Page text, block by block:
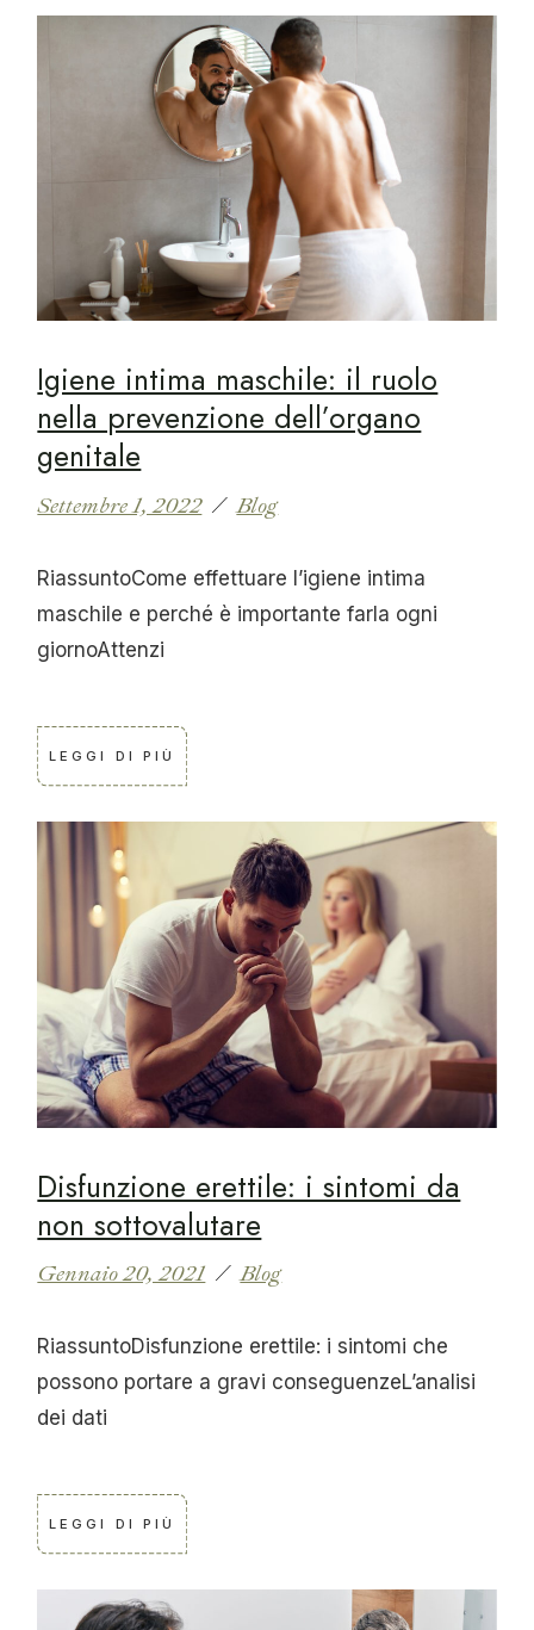
Igiene intima maschile: il ruolo
nella prevenzione dell’organo
genitale
Settembre 1, 2022 Blog
RiassuntoCome effettuare l’igiene intima
maschile e perché è importante farla ogni
giornoAttenzi
LEGGI DI PIÙ
Disfunzione erettile: i sintomi da
non sottovalutare
Gennaio 20, 2021 Blog
RiassuntoDisfunzione erettile: i sintomi che
possono portare a gravi conseguenzeL’analisi
dei dati
LEGGI DI PIÙ